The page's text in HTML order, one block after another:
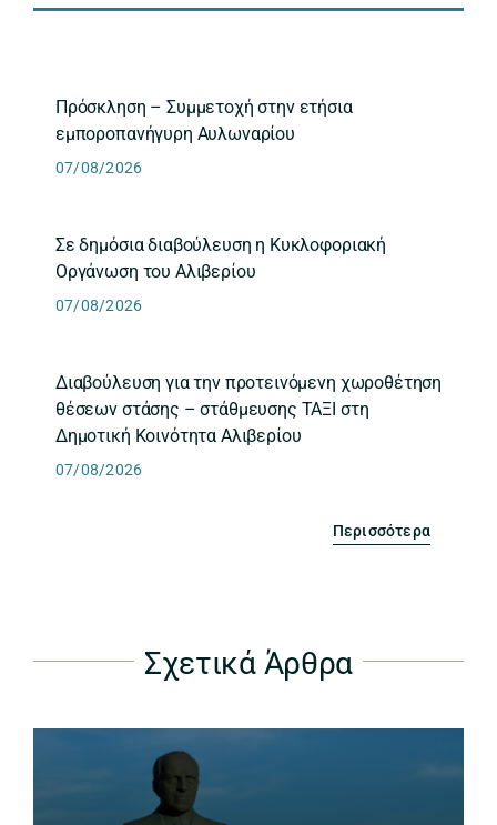
Πρόσκληση – Συμμετοχή στην ετήσια
εμποροπανήγυρη Αυλωναρίου
07/08/2026
Σε δημόσια διαβούλευση η Κυκλοφοριακή
Οργάνωση του Αλιβερίου
07/08/2026
Διαβούλευση για την προτεινόμενη χωροθέτηση
θέσεων στάσης – στάθμευσης ΤΑΞΙ στη
Δημοτική Κοινότητα Αλιβερίου
07/08/2026
Περισσότερα
Σχετικά Άρθρα